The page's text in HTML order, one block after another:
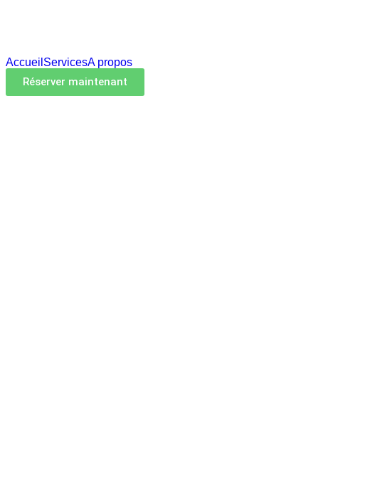
Accueil ServicesA propos
Réserver maintenant